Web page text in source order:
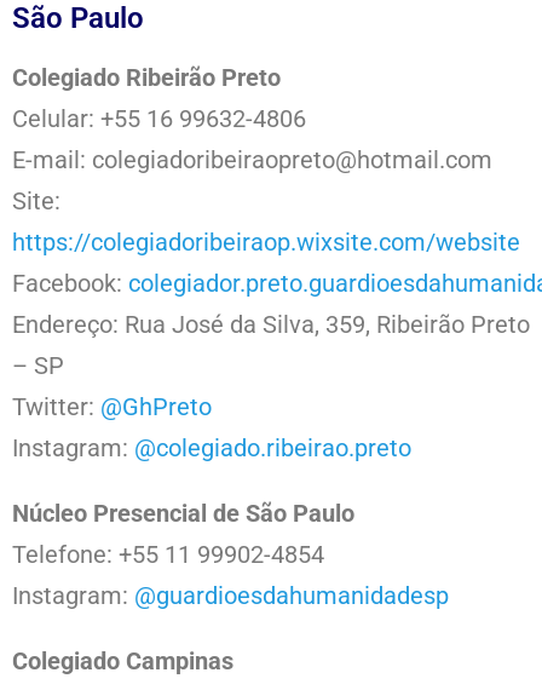
São Paulo
Colegiado Ribeirão Preto
Celular: +55 16 99632-4806
E-mail: colegiadoribeiraopreto@hotmail.com
Site:
https://colegiadoribeiraop.wixsite.com/website
Facebook:
Endereço: Rua José da Silva, 359, Ribeirão Preto
– SP
Twitter: @GhPreto
Instagram: @colegiado.ribeirao.preto
Núcleo Presencial de São Paulo
Telefone: +55 11 99902-4854
Instagram: @guardioesdahumanidadesp
Colegiado Campinas